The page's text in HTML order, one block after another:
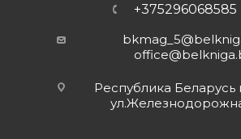
+375296068585
Республика Беларусь